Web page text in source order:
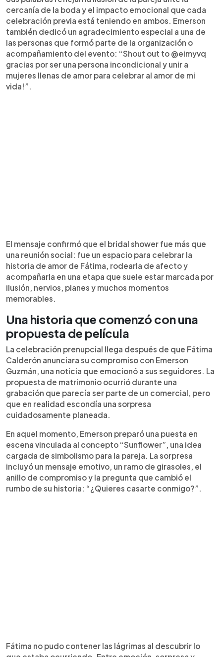
cercanía de la boda y el impacto emocional que cada
celebración previa está teniendo en ambos. Emerson
también dedicó un agradecimiento especial a una de
las personas que formó parte de la organización o
acompañamiento del evento: “Shout out to @eimyvq
gracias por ser una persona incondicional y unir a
mujeres llenas de amor para celebrar al amor de mi
vida!”.
El mensaje confirmó que el bridal shower fue más que
una reunión social: fue un espacio para celebrar la
historia de amor de Fátima, rodearla de afecto y
acompañarla en una etapa que suele estar marcada por
ilusión, nervios, planes y muchos momentos
memorables.
Una historia que comenzó con una
propuesta de película
La celebración prenupcial llega después de que Fátima
Calderón anunciara su compromiso con Emerson
Guzmán, una noticia que emocionó a sus seguidores. La
propuesta de matrimonio ocurrió durante una
grabación que parecía ser parte de un comercial, pero
que en realidad escondía una sorpresa
cuidadosamente planeada.
En aquel momento, Emerson preparó una puesta en
escena vinculada al concepto “Sunflower”, una idea
cargada de simbolismo para la pareja. La sorpresa
incluyó un mensaje emotivo, un ramo de girasoles, el
anillo de compromiso y la pregunta que cambió el
rumbo de su historia: “¿Quieres casarte conmigo?”.
Fátima no pudo contener las lágrimas al descubrir lo